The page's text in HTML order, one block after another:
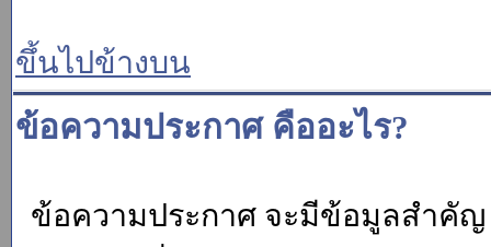
ขึ้นไปข้างบน
ข้อความประกาศ คืออะไร?
ข้อความประกาศ จะมีข้อมูลสำคั